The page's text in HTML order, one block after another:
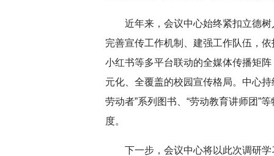
近年来，会议中心始终紧扣立德
完善宣传工作机制、建强工作队伍，
小红书等多平台联动的全媒体传播矩
元化、全覆盖的校园宣传格局。中心
劳动者”系列图书、“劳动教育讲师团”
度。
下一步，会议中心将以此次调研